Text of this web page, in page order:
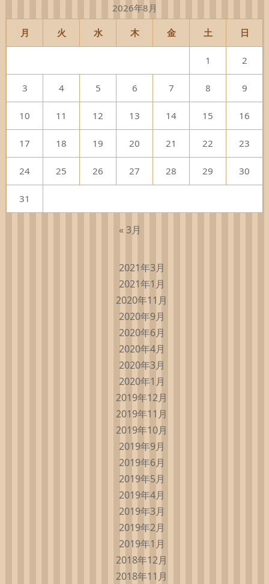
2026年8月
月 火 水 木 金 土 日
1 2
3 4 5 6 7 8 9
10 11 12 13 14 15 16
17 18 19 20 21 22 23
24 25 26 27 28 29 30
31
« 3月
2021年3月
2021年1月
2020年11月
2020年9月
2020年6月
2020年4月
2020年3月
2020年1月
2019年12月
2019年11月
2019年10月
2019年9月
2019年6月
2019年5月
2019年4月
2019年3月
2019年2月
2019年1月
2018年12月
2018年11月